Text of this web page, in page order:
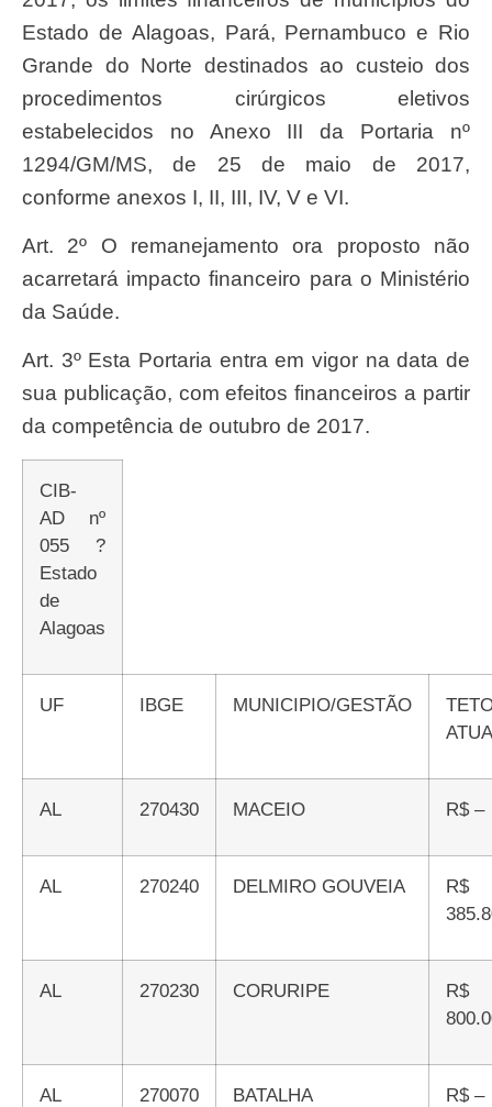
Estado de Alagoas, Pará, Pernambuco e Rio
Grande do Norte destinados ao custeio dos
procedimentos cirúrgicos eletivos
estabelecidos no Anexo III da Portaria nº
1294/GM/MS, de 25 de maio de 2017,
conforme anexos I, II, III, IV, V e VI.
Art. 2º O remanejamento ora proposto não
acarretará impacto financeiro para o Ministério
da Saúde.
Art. 3º Esta Portaria entra em vigor na data de
sua publicação, com efeitos financeiros a partir
da competência de outubro de 2017.
CIB-
AD nº
055 ?
Estado
de
Alagoas
UF IBGE MUNICIPIO/GESTÃO
TETO
AL 270430 MACEIO R$ –
AL 270240 DELMIRO GOUVEIA
R$
AL 270230 CORURIPE
R$
AL 270070 BATALHA R$ –